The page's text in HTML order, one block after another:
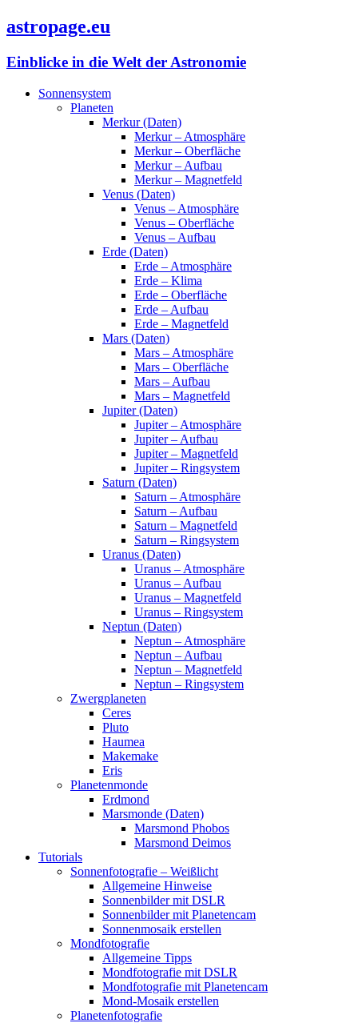
astropage.eu
Einblicke in die Welt der Astronomie
Sonnensystem
Planeten
Merkur (Daten)
Merkur – Atmosphäre
Merkur – Oberfläche
Merkur – Aufbau
Merkur – Magnetfeld
Venus (Daten)
Venus – Atmosphäre
Venus – Oberfläche
Venus – Aufbau
Erde (Daten)
Erde – Atmosphäre
Erde – Klima
Erde – Oberfläche
Erde – Aufbau
Erde – Magnetfeld
Mars (Daten)
Mars – Atmosphäre
Mars – Oberfläche
Mars – Aufbau
Mars – Magnetfeld
Jupiter (Daten)
Jupiter – Atmosphäre
Jupiter – Aufbau
Jupiter – Magnetfeld
Jupiter – Ringsystem
Saturn (Daten)
Saturn – Atmosphäre
Saturn – Aufbau
Saturn – Magnetfeld
Saturn – Ringsystem
Uranus (Daten)
Uranus – Atmosphäre
Uranus – Aufbau
Uranus – Magnetfeld
Uranus – Ringsystem
Neptun (Daten)
Neptun – Atmosphäre
Neptun – Aufbau
Neptun – Magnetfeld
Neptun – Ringsystem
Zwergplaneten
Ceres
Pluto
Haumea
Makemake
Eris
Planetenmonde
Erdmond
Marsmonde (Daten)
Marsmond Phobos
Marsmond Deimos
Tutorials
Sonnenfotografie – Weißlicht
Allgemeine Hinweise
Sonnenbilder mit DSLR
Sonnenbilder mit Planetencam
Sonnenmosaik erstellen
Mondfotografie
Allgemeine Tipps
Mondfotografie mit DSLR
Mondfotografie mit Planetencam
Mond-Mosaik erstellen
Planetenfotografie